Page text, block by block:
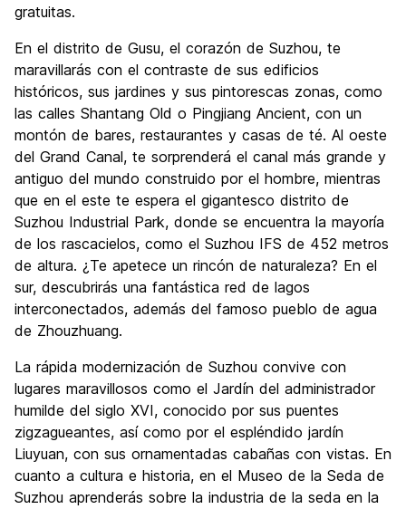
gratuitas.
En el distrito de Gusu, el corazón de Suzhou, te
maravillarás con el contraste de sus edificios
históricos, sus jardines y sus pintorescas zonas, como
las calles Shantang Old o Pingjiang Ancient, con un
montón de bares, restaurantes y casas de té. Al oeste
del Grand Canal, te sorprenderá el canal más grande y
antiguo del mundo construido por el hombre, mientras
que en el este te espera el gigantesco distrito de
Suzhou Industrial Park, donde se encuentra la mayoría
de los rascacielos, como el Suzhou IFS de 452 metros
de altura. ¿Te apetece un rincón de naturaleza? En el
sur, descubrirás una fantástica red de lagos
interconectados, además del famoso pueblo de agua
de Zhouzhuang.
La rápida modernización de Suzhou convive con
lugares maravillosos como el Jardín del administrador
humilde del siglo XVI, conocido por sus puentes
zigzagueantes, así como por el espléndido jardín
Liuyuan, con sus ornamentadas cabañas con vistas. En
cuanto a cultura e historia, en el Museo de la Seda de
Suzhou aprenderás sobre la industria de la seda en la